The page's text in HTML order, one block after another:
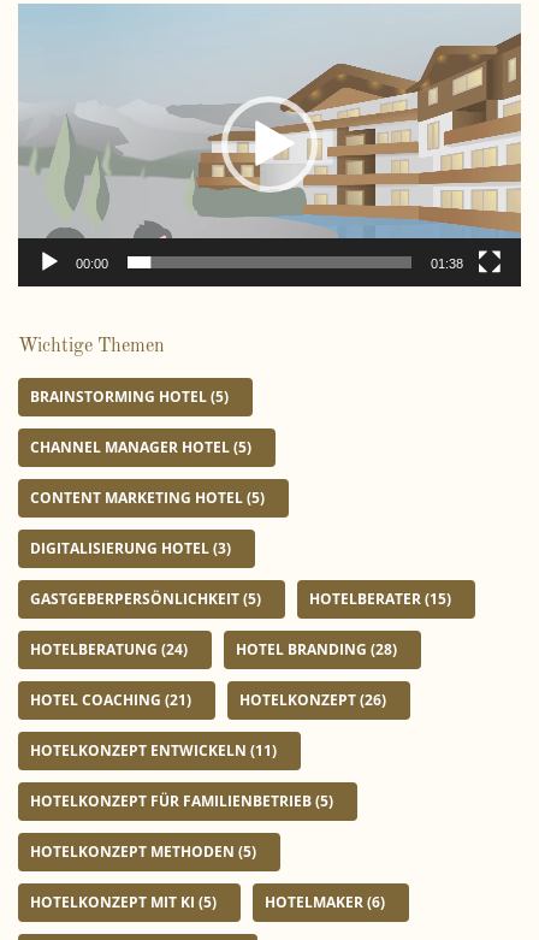
-
r
00:00 01:38
Wichtige Themen
BRAINSTORMING HOTEL(5)
CHANNEL MANAGER HOTEL(5)
CONTENT MARKETING HOTEL(5)
DIGITALISIERUNG HOTEL(3)
GASTGEBERPERSÖNLICHKEIT(5) HOTELBERATER(15)
HOTELBERATUNG (24) HOTEL BRANDING (28)
HOTEL COACHING (21) HOTELKONZEPT(26)
HOTELKONZEPT ENTWICKELN (11)
HOTELKONZEPT FÜR FAMILIENBETRIEB(5)
HOTELKONZEPT METHODEN (5)
HOTELKONZEPT MIT KI (5) HOTELMAKER(6)